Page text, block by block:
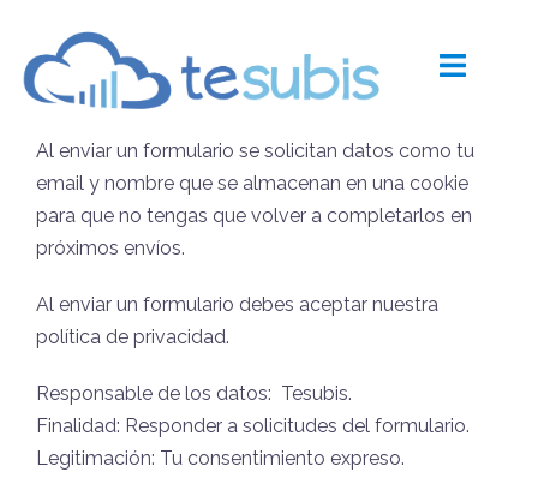
contentPolítica de privacidad
Al enviar un formulario se solicitan datos como tu
email y nombre que se almacenan en una cookie
para que no tengas que volver a completarlos en
próximos envíos.
Al enviar un formulario debes aceptar nuestra
política de privacidad.
Responsable de los datos: Tesubis.
Finalidad: Responder a solicitudes del formulario.
Legitimación: Tu consentimiento expreso.